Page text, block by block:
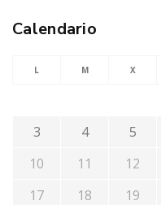
Calendario
L M X
3
4 5
10
11 12
17
18 19